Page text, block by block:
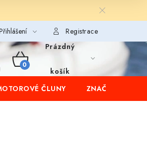
Registrace
NÁKUPNÍ
KOŠÍK
Prázdný
košík
ČLUNY ZNAČKY